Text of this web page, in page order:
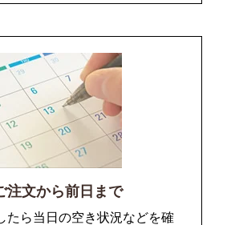
注文から前日まで
たら当日の空き状況などを確